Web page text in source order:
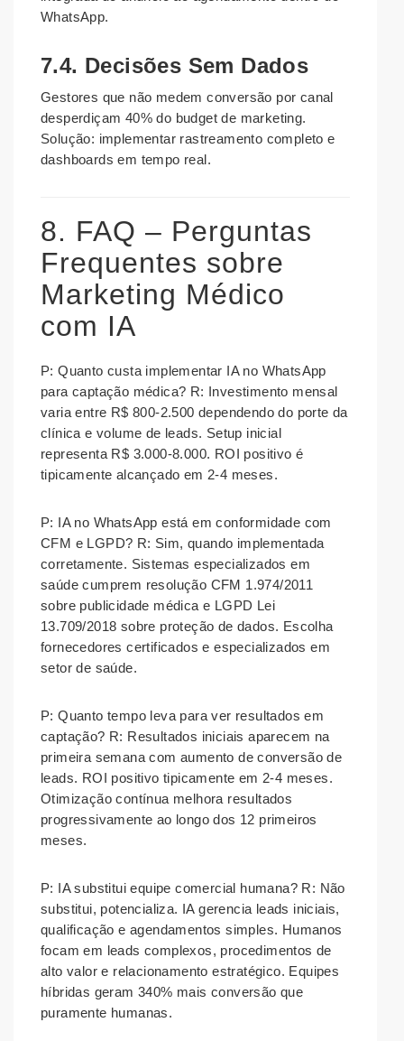
WhatsApp.
7.4. Decisões Sem Dados
Gestores que não medem conversão por canal
desperdiçam 40% do budget de marketing.
Solução: implementar rastreamento completo e
dashboards em tempo real.
8. FAQ – Perguntas
Frequentes sobre
Marketing Médico
com IA
P: Quanto custa implementar IA no WhatsApp
para captação médica? R: Investimento mensal
varia entre R$ 800-2.500 dependendo do porte da
clínica e volume de leads. Setup inicial
representa R$ 3.000-8.000. ROI positivo é
tipicamente alcançado em 2-4 meses.
P: IA no WhatsApp está em conformidade com
CFM e LGPD? R: Sim, quando implementada
corretamente. Sistemas especializados em
saúde cumprem resolução CFM 1.974/2011
sobre publicidade médica e LGPD Lei
13.709/2018 sobre proteção de dados. Escolha
fornecedores certificados e especializados em
setor de saúde.
P: Quanto tempo leva para ver resultados em
captação? R: Resultados iniciais aparecem na
primeira semana com aumento de conversão de
leads. ROI positivo tipicamente em 2-4 meses.
Otimização contínua melhora resultados
progressivamente ao longo dos 12 primeiros
meses.
P: IA substitui equipe comercial humana?R: Não
substitui, potencializa. IA gerencia leads iniciais,
qualificação e agendamentos simples. Humanos
focam em leads complexos, procedimentos de
alto valor e relacionamento estratégico. Equipes
híbridas geram 340% mais conversão que
puramente humanas.